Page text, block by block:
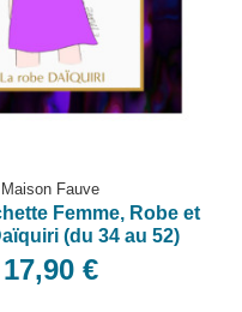
Maison Fauve
Femme, Robe et
(du 34 au 52)
17,90 €